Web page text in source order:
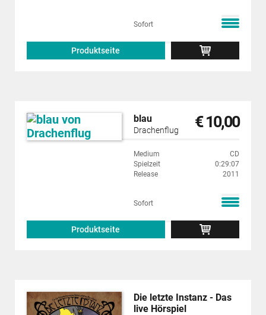
Sofort
Produktseite
blau
Drachenflug € 10,00
Medium
CD
Spielzeit
0:29:07
Release
2011
Sofort
Produktseite
Die letzte Instanz - Das
live Hörspiel